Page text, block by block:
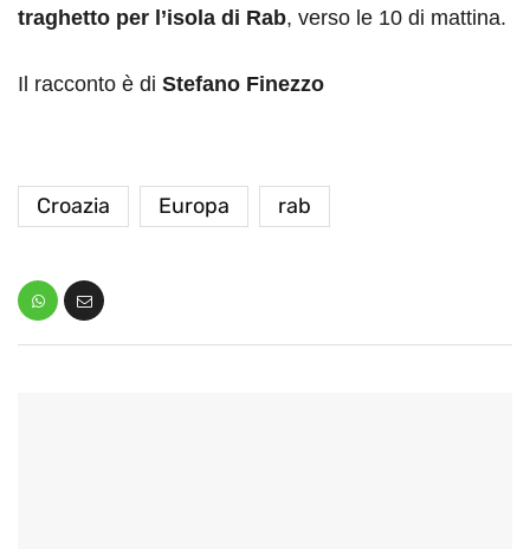
traghetto per l’isola di Rab, verso le 10 di mattina.
Il racconto è di Stefano Finezzo
Croazia Europa rab